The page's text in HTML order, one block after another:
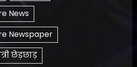
News
Newspaper
छेड़छाड़